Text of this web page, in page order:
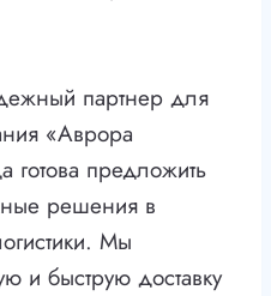
партнер для
«Аврора
готова предложить
решения в
Мы
и быструю доставку